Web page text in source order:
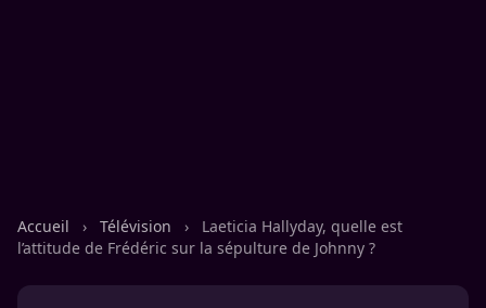
Accueil › Télévision ›
Laeticia Hallyday, quelle est
l’attitude de Frédéric sur la sépulture de Johnny ?